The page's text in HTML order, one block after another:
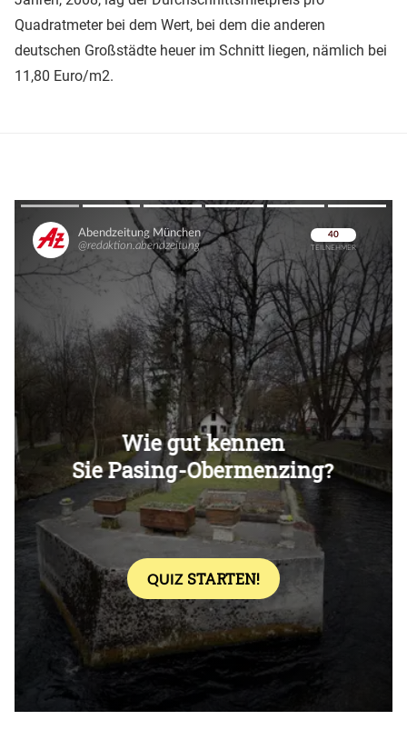
Quadratmeter bei dem Wert, bei dem die anderen
deutschen Großstädte heuer im Schnitt liegen, nämlich bei
11,80 Euro/m2.
Überspringen